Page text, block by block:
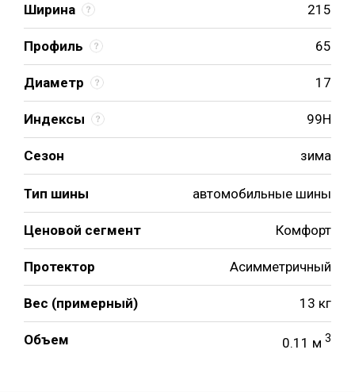
Ширина 215
Профиль 65
Диаметр 17
Индексы 99H
Сезон зима
Тип шины автомобильные шины
Ценовой сегмент Комфорт
Протектор Асимметричный
Вес (примерный) 13 кг
Объем 0.11 м 3